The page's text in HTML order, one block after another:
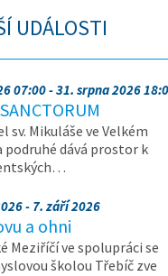
UDÁLOSTI
07:00 - 31. srpna 2026
sv. Mikuláše ve Velkém
podruhé dává prostor k
- 7. září 2026
a ohni
Meziříčí ve spolupráci se
školou Třebíč zve